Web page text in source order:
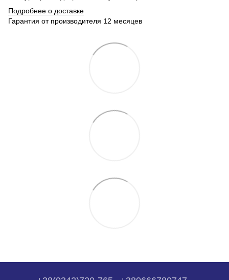
Подробнее о доставке
Гарантия от производителя 12 месяцев